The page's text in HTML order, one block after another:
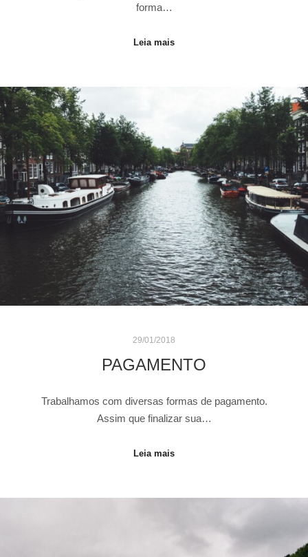
forma…
Leia mais
29/01/2018
PAGAMENTO
Trabalhamos com diversas formas de pagamento.
Assim que finalizar sua…
Leia mais